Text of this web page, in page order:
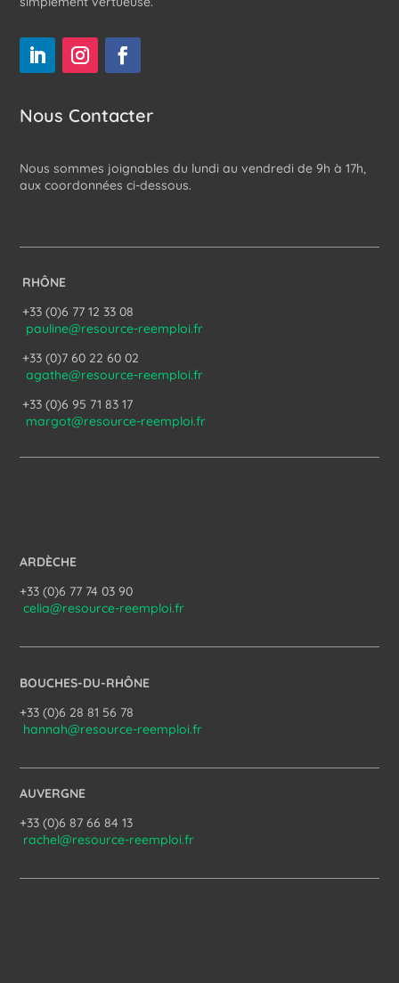
Nous Contacter
Nous sommes joignables du lundi au vendredi de 9h à 17h,
aux coordonnées ci-dessous.
RHÔNE
+33 (0)6 77 12 33 08
pauline@resource-reemploi.fr
+33 (0)7 60 22 60 02
agathe@resource-reemploi.fr
+33 (0)6 95 71 83 17
margot@resource-reemploi.fr
ARDÈCHE
+33 (0)6 77 74 03 90
celia@resource-reemploi.fr
BOUCHES-DU-RHÔNE
+33 (0)6 28 81 56 78
hannah@resource-reemploi.fr
AUVERGNE
+33 (0)6 87 66 84 13
rachel@resource-reemploi.fr